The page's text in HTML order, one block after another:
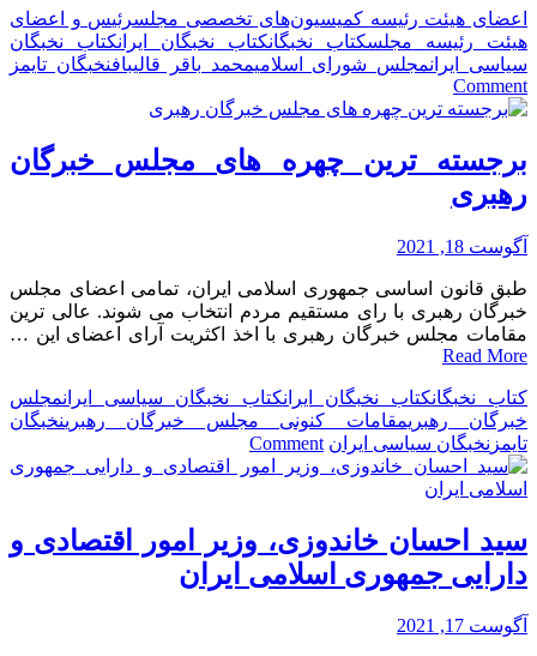
اعضای هیئت رئیسه کمیسیون‌های تخصصی مجلسرئیس و اعضای
هیئت رئیسه مجلسکتاب نخبگانکتاب نخبگان ایرانکتاب نخبگان
سیاسی ایرانمجلس شورای اسلامیمحمد باقر قالیبافنخبگان تایمز
Comment
on
مقامات
رتبه
مجلس
شورای
برجسته ترین چهره های مجلس خبرگان
رهبری
آگوست 18, 2021
طبق قانون اساسی جمهوری اسلامی ایران، تمامی اعضای مجلس
خبرگان رهبری با رای مستقیم مردم انتخاب می شوند. عالی ترین
مقامات مجلس خبرگان رهبری با اخذ اکثریت آرای اعضای این …
Read More
کتاب نخبگانکتاب نخبگان ایرانکتاب نخبگان سیاسی ایرانمجلس
خبرگان رهبریمقامات کنونی مجلس خبرگان رهبرینخبگان
تایمز نخبگان سیاسی ایران Comment
on
برجسته
های
مجلس
خبرگان
سید احسان خاندوزی، وزیر امور اقتصادی و
دارایی جمهوری اسلامی ایران
آگوست 17, 2021